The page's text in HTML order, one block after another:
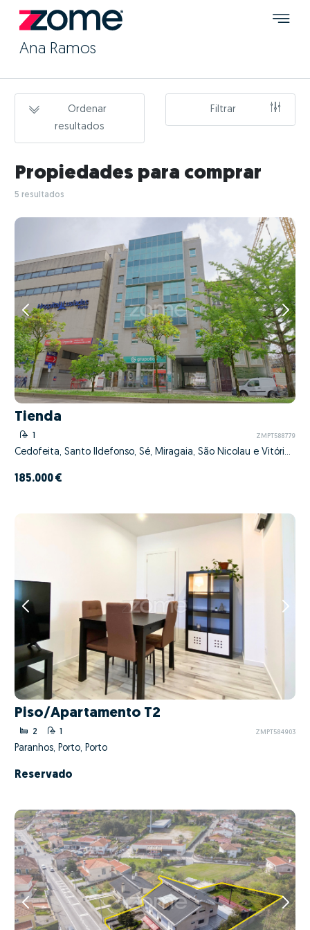
Ana Ramos
Ordenar
resultados
Filtrar
Propiedades para comprar
5 resultados
Tienda
1 ZMPT588779
Cedofeita, Santo Ildefonso, Sé, Miragaia, São Nicolau e Vitória, Porto, Porto
185.000 €
Piso/Apartamento T2
2 1 ZMPT584903
Paranhos, Porto, Porto
Reservado